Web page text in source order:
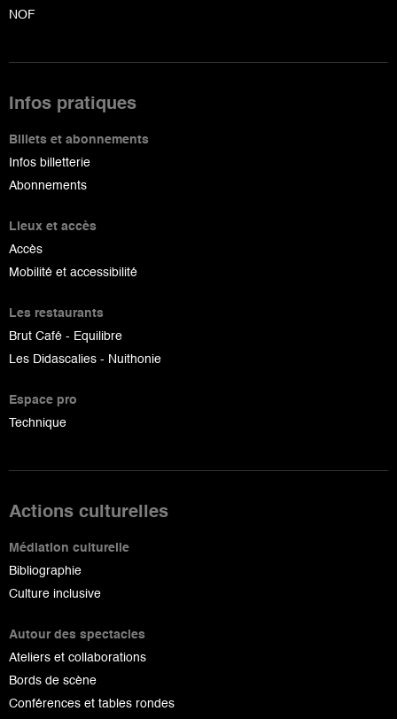
NOF
Infos pratiques
Billets et abonnements
Infos billetterie
Abonnements
Lieux et accès
Accès
Mobilité et accessibilité
Les restaurants
Brut Café - Equilibre
Les Didascalies - Nuithonie
Espace pro
Technique
Actions culturelles
Médiation culturelle
Bibliographie
Culture inclusive
Autour des spectacles
Ateliers et collaborations
Bords de scène
Conférences et tables rondes